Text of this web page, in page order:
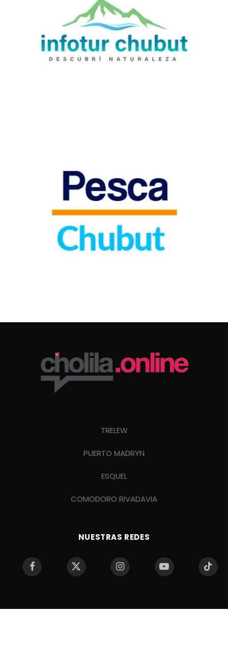
TRELEW
PUERTO MADRYN
ESQUEL
COMODORO RIVADAVIA
NUESTRAS REDES
Facebook
X
Instagram YouTube